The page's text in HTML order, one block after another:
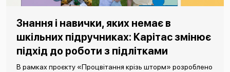
Знання і навички, яких немає в
шкільних підручниках: Карітас змінює
підхід до роботи з підлітками
В рамках проєкту «Процвітання крізь шторм» розроблено